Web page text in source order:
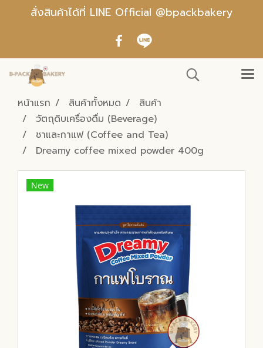
สั่งสินค้าได้ที่ LINE Official @bpackbakery
หน้าแรก สินค้าทั้งหมด
สินค้า
วัตถุดิบเครื่องดื่ม (Beverage)
ชาและกาแฟ (Coffee and Tea)
Dreamy coffee mixed powder 400g
New